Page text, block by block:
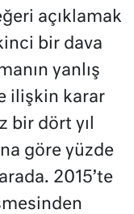
açıklamak
bir dava
yanlış
ilişkin karar
bir dört yıl
göre yüzde
2015’te